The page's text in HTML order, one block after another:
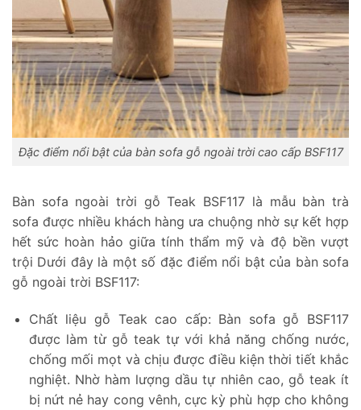
Đặc điểm nổi bật của bàn sofa gỗ ngoài trời cao cấp BSF117
Bàn sofa ngoài trời gỗ Teak BSF117 là mẫu bàn trà
sofa được nhiều khách hàng ưa chuộng nhờ sự kết hợp
hết sức hoàn hảo giữa tính thẩm mỹ và độ bền vượt
trội Dưới đây là một số đặc điểm nổi bật của bàn sofa
gỗ ngoài trời BSF117:
Chất liệu gỗ Teak cao cấp: Bàn sofa gỗ BSF117
được làm từ gỗ teak tự với khả năng chống nước,
chống mối mọt và chịu được điều kiện thời tiết khắc
nghiệt. Nhờ hàm lượng dầu tự nhiên cao, gỗ teak ít
bị nứt nẻ hay cong vênh, cực kỳ phù hợp cho không